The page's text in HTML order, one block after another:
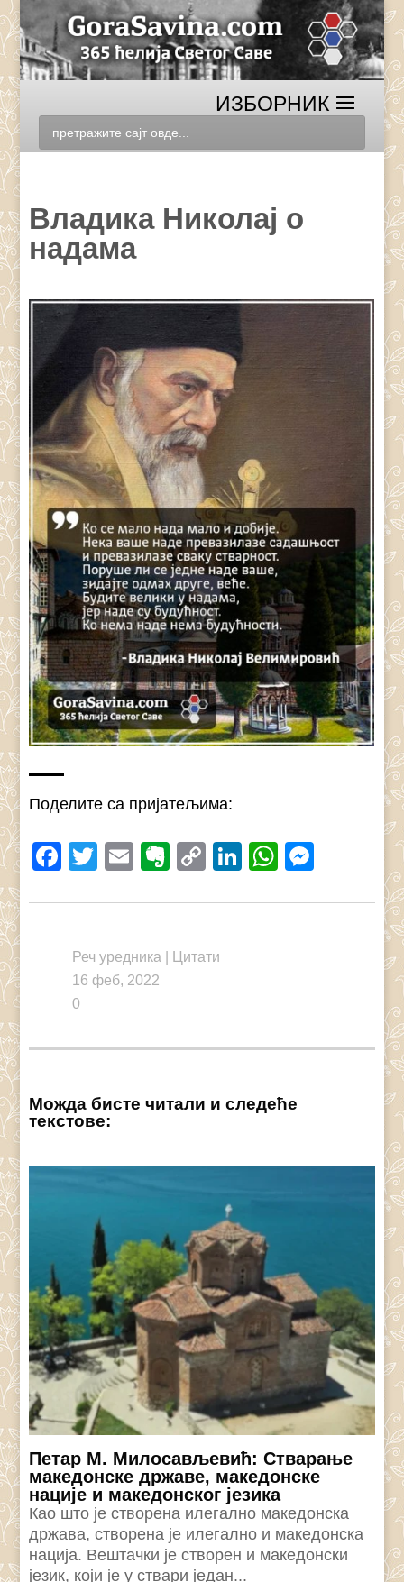
Владика Николај о
надама
Поделите са пријатељима:
Facebook
Twitter
EmailEvernote
CopyLinkedIn
Реч уредника
Цитати
16 феб, 2022
0
Можда бисте читали и следеће
текстове:
Петар М. Милосављевић: Стварање
македонске државе, македонске
нације и македонског језика
Као што је створена илегално македонска
држава, створена је илегално и македонска
нација. Вештачки је створен и македонски
језик, који је у ствари један...